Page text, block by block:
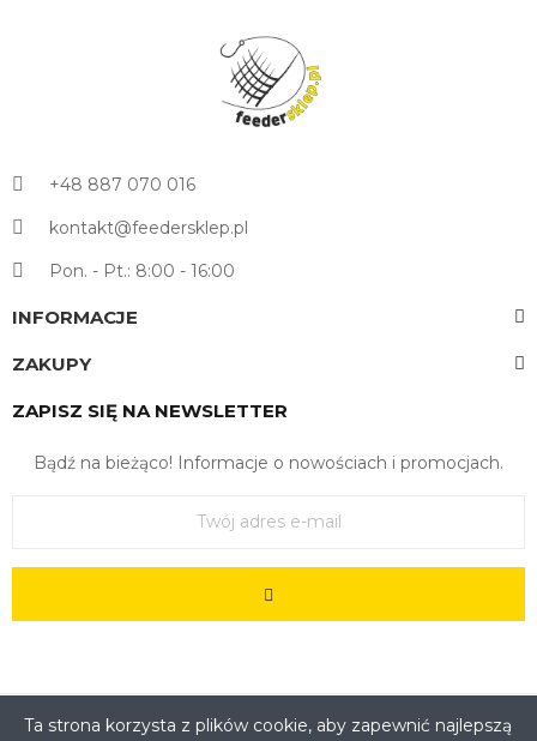
+48 887 070 016
kontakt@feedersklep.pl
Pon. - Pt.: 8:00 - 16:00
INFORMACJE
ZAKUPY
ZAPISZ SIĘ NA NEWSLETTER
Bądź na bieżąco! Informacje o nowościach i promocjach.
Ta strona korzysta z plików cookie, aby zapewnić najlepszą